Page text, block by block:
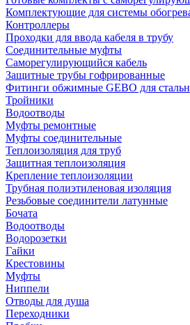
Комплектующие для системы
Контроллеры
Проходки для ввода кабеля в трубу
Соединительные муфты
Саморегулирующийся кабель
Защитные трубы гофрированные
Фитинги обжимные GEBO для
Тройники
Водоотводы
Муфты ремонтные
Муфты соединительные
Теплоизоляция для труб
Защитная теплоизоляция
Крепление теплоизоляции
Трубная полиэтиленовая изоляция
Резьбовые соединители латунные
Бочата
Водоотводы
Водорозетки
Гайки
Крестовины
Муфты
Ниппели
Отводы для душа
Переходники